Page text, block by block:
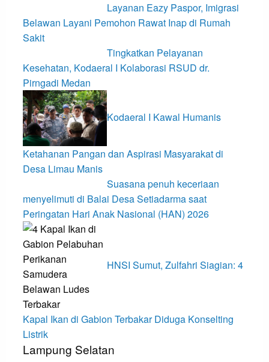
Layanan Eazy Paspor, Imigrasi
Belawan Layani Pemohon Rawat Inap di Rumah
Sakit
Tingkatkan Pelayanan
Kesehatan, Kodaeral I Kolaborasi RSUD dr.
Pirngadi Medan‎
Kodaeral I Kawal Humanis
Ketahanan Pangan dan Aspirasi Masyarakat di
Desa Limau Manis
Suasana penuh keceriaan
menyelimuti di Balai Desa Setiadarma saat
Peringatan Hari Anak Nasional (HAN) 2026
HNSI Sumut, Zulfahri Siagian: 4
Kapal Ikan di Gabion Terbakar Diduga Konselting
Listrik
Lampung Selatan